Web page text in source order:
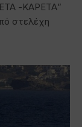
-ΚΑΡΕΤΑ”
στελέχη